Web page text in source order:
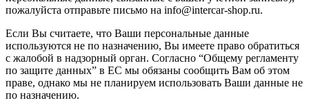
пожалуйста отправьте письмо на info@intercar-shop.ru.
Если Вы считаете, что Ваши персональные данные
используются не по назначению, Вы имеете право обратиться
с жалобой в надзорный орган. Согласно “Общему регламенту
по защите данных” в ЕС мы обязаны сообщить Вам об этом
праве, однако мы не планируем использовать Ваши данные не
по назначению.